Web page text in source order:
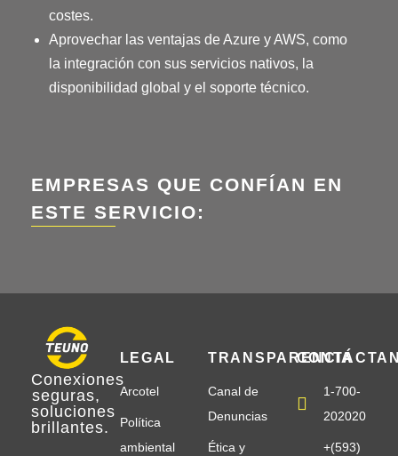
costes.
Aprovechar las ventajas de Azure y AWS, como
la integración con sus servicios nativos, la
disponibilidad global y el soporte técnico.
EMPRESAS QUE CONFÍAN EN
ESTE SERVICIO:
Conexiones
seguras,
soluciones
brillantes.
LEGAL
Arcotel
Política
ambiental
TRANSPARENCIA
Canal de
Denuncias
Ética y
1-700-
202020
+(593)